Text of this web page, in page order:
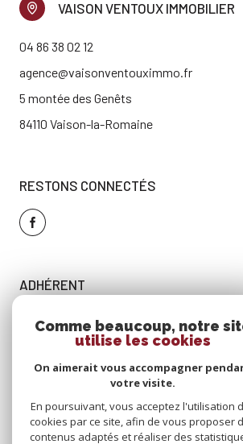
VAISON VENTOUX IMMOBILIER
04 86 38 02 12
agence@vaisonventouximmo.fr
5 montée des Genêts
84110 Vaison-la-Romaine
RESTONS CONNECTÉS
ADHÉRENT
Nos
partenaires
Mentions
légales
Admin
Nos
honoraires
Comme beaucoup, notre
utilise les cookies
On aimerait vous accompagner
votre visite.
En poursuivant, vous acceptez l'utilisation
cookies par ce site, afin de vous proposer
contenus adaptés et réaliser des